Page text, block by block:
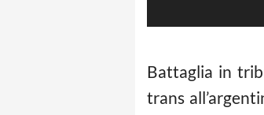
Battaglia in
trans